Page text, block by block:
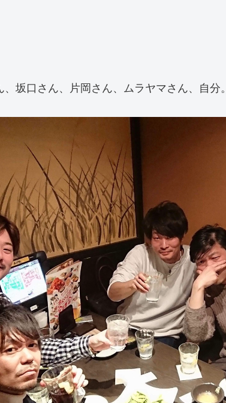
坂口さん、片岡さん、ムラヤマさん、自分。